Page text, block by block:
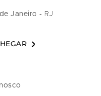
Janeiro - RJ